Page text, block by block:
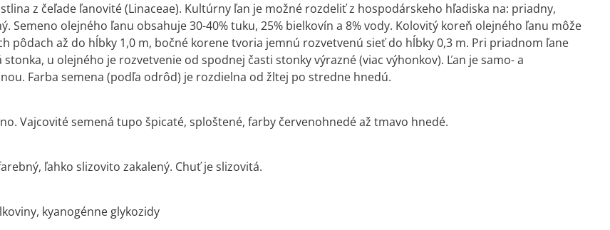
z čeľade ľanovité (Linaceae). Kultúrny ľan je možné rozdeliť z hospodárskeho hľadiska na: priadny,
Semeno olejného ľanu obsahuje 30-40% tuku, 25% bielkovín a 8% vody. Kolovitý koreň olejného ľanu môže
pôdach až do hĺbky 1,0 m, bočné korene tvoria jemnú rozvetvenú sieť do hĺbky 0,3 m. Pri priadnom ľane
u olejného je rozvetvenie od spodnej časti stonky výrazné (viac výhonkov). Ľan je samo- a
Farba semena (podľa odrôd) je rozdielna od žltej po stredne hnedú.
Vajcovité semená tupo špicaté, sploštené, farby červenohnedé až tmavo hnedé.
ľahko slizovito zakalený. Chuť je slizovitá.
kyanogénne glykozidy